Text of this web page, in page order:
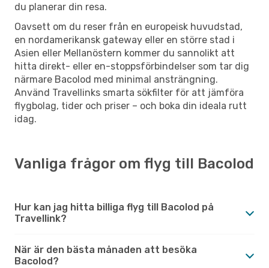
du planerar din resa.
Oavsett om du reser från en europeisk huvudstad,
en nordamerikansk gateway eller en större stad i
Asien eller Mellanöstern kommer du sannolikt att
hitta direkt- eller en-stoppsförbindelser som tar dig
närmare Bacolod med minimal ansträngning.
Använd Travellinks smarta sökfilter för att jämföra
flygbolag, tider och priser – och boka din ideala rutt
idag.
Vanliga frågor om flyg till Bacolod
Hur kan jag hitta billiga flyg till Bacolod på
Travellink?
När är den bästa månaden att besöka
Bacolod?